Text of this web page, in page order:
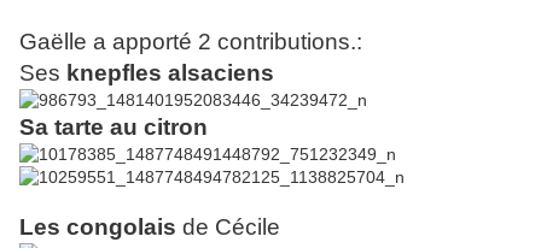
Gaëlle a apporté 2 contributions.:
Ses knepfles alsaciens
Sa tarte au citron
Les congolais de Cécile